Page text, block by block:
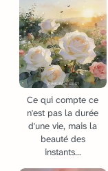
Ce qui compte ce
n'est pas la durée
d'une vie, mais la
beauté des
instants...